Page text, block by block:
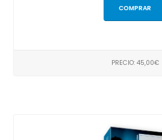
COMPRAR
PRECIO: 45,00€